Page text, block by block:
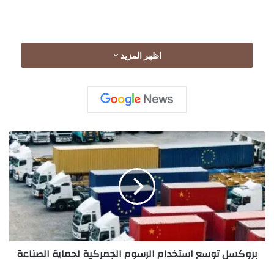
كما شهدت صناديق بيتكوين المتداولة في البورصة
الأميركية خروج تدفقات نقدية تقدر بنحو 1.5 مليار دولار
منذ بداية مايو، في إشارة إلى تراجع شهية المستثمرين
تجاه الأصول عالية المخاطر.
اظهر المزيد
ر
و
ك
س
ل
ت
و
س
بروكسل توسع استخدام الرسوم الجمركية لحماية الصناعة